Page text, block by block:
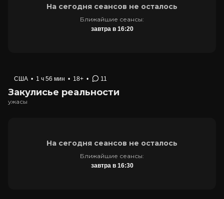
На сегодня сеансов не осталось
Ближайшие сеансы:
завтра в 16:20
США • 1 ч 56 мин • 18+ • 11
Закулисье реальности
ужасы
На сегодня сеансов не осталось
Ближайшие сеансы:
завтра в 16:30